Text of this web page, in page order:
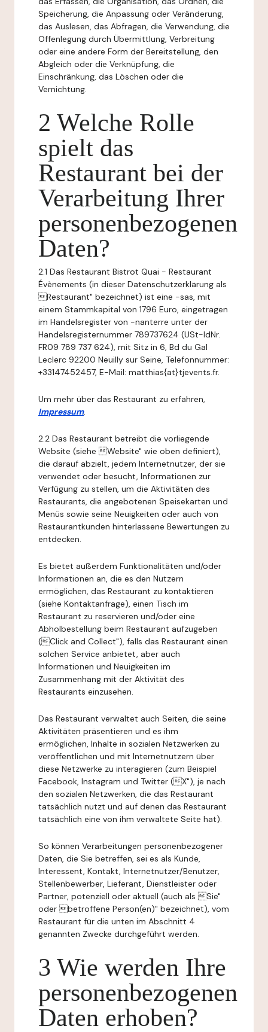
Speicherung, die Anpassung oder Veränderung,
das Auslesen, das Abfragen, die Verwendung, die
Offenlegung durch Übermittlung, Verbreitung
oder eine andere Form der Bereitstellung, den
Abgleich oder die Verknüpfung, die
Einschränkung, das Löschen oder die
Vernichtung.
2 Welche Rolle
spielt das
Restaurant bei der
Verarbeitung Ihrer
personenbezogenen
Daten?
2.1 Das Restaurant Bistrot Quai - Restaurant
Évènements (in dieser Datenschutzerklärung als
Restaurant" bezeichnet) ist eine -sas, mit
einem Stammkapital von 1796 Euro, eingetragen
im Handelsregister von -nanterre unter der
Handelsregisternummer 789737624 (USt-IdNr.
FR09 789 737 624), mit Sitz in 6, Bd du Gal
Leclerc 92200 Neuilly sur Seine, Telefonnummer:
+33147452457, E-Mail: matthias{at}tjevents.fr.
Um mehr über das Restaurant zu erfahren,
Impressum.
2.2 Das Restaurant betreibt die vorliegende
Website (siehe Website" wie oben definiert),
die darauf abzielt, jedem Internetnutzer, der sie
verwendet oder besucht, Informationen zur
Verfügung zu stellen, um die Aktivitäten des
Restaurants, die angebotenen Speisekarten und
Menüs sowie seine Neuigkeiten oder auch von
Restaurantkunden hinterlassene Bewertungen zu
entdecken.
Es bietet außerdem Funktionalitäten und/oder
Informationen an, die es den Nutzern
ermöglichen, das Restaurant zu kontaktieren
(siehe Kontaktanfrage), einen Tisch im
Restaurant zu reservieren und/oder eine
Abholbestellung beim Restaurant aufzugeben
(Click and Collect"), falls das Restaurant einen
solchen Service anbietet, aber auch
Informationen und Neuigkeiten im
Zusammenhang mit der Aktivität des
Restaurants einzusehen.
Das Restaurant verwaltet auch Seiten, die seine
Aktivitäten präsentieren und es ihm
ermöglichen, Inhalte in sozialen Netzwerken zu
veröffentlichen und mit Internetnutzern über
diese Netzwerke zu interagieren (zum Beispiel
Facebook, Instagram und Twitter (X"), je nach
den sozialen Netzwerken, die das Restaurant
tatsächlich nutzt und auf denen das Restaurant
tatsächlich eine von ihm verwaltete Seite hat).
So können Verarbeitungen personenbezogener
Daten, die Sie betreffen, sei es als Kunde,
Interessent, Kontakt, Internetnutzer/Benutzer,
Stellenbewerber, Lieferant, Dienstleister oder
Partner, potenziell oder aktuell (auch als Sie"
oder betroffene Person(en)" bezeichnet), vom
Restaurant für die unten im Abschnitt 4
genannten Zwecke durchgeführt werden.
3 Wie werden Ihre
personenbezogenen
Daten erhoben?